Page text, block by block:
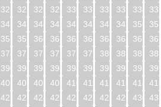
326 327 328 329 330 331 332 333 334
342 343 344 345 346 347 348 349 350
358 359 360 361 362 363 364 365 366
374 375 376 377 378 379 380 381 382
390 391 392 393 394 395 396 397 398
406 407 408 409 410 411 412 413 414
422 423 424 425 426 427 428 429 430